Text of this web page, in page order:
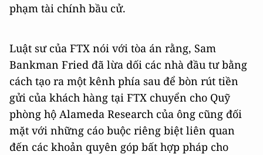
phạm tài chính bầu cử.
Luật sư của FTX nói với tòa án rằng, Sam
Bankman Fried đã lừa dối các nhà đầu tư bằng
cách tạo ra một kênh phía sau để bòn rút tiền
gửi của khách hàng tại FTX chuyển cho Quỹ
phòng hộ Alameda Research của ông cũng đối
mặt với những cáo buộc riêng biệt liên quan
đến các khoản quyên góp bất hợp pháp cho